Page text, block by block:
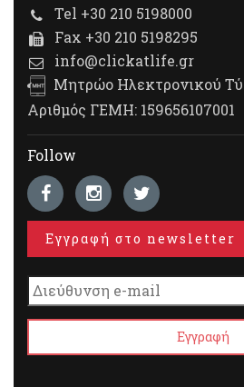
Tel +30 210 5198000
Fax +30 210 5198295
info@clickatlife.gr
Μητρώο Ηλεκτρονικού
Αριθμός ΓΕΜΗ: 159656107001
Follow
Εγγραφή στο newsletter